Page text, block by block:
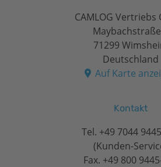
CAMLOG Vertriebs
71299
Deutschland
Auf Karte
Kontakt
Tel. +49 7044
(Kunden-
Fax. +49 800